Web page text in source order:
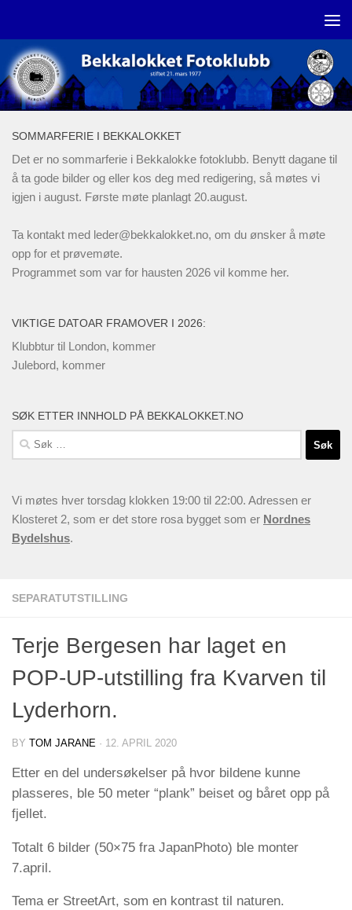
SEPARATUTSTILLING
Terje Bergesen har laget en
POP-UP-utstilling fra Kvarven til
Lyderhorn.
BY TOM JARANE · 12. APRIL 2020
Etter en del undersøkelser på hvor bildene kunne
plasseres, ble 50 meter “plank” beiset og båret opp på
fjellet.
Totalt 6 bilder (50×75 fra JapanPhoto) ble monter
7.april.
Tema er StreetArt, som en kontrast til naturen.
SOMMARFERIE I BEKKALOKKET
Det er no sommarferie i Bekkalokke fotoklubb. Benytt dagane til
å ta gode bilder og eller kos deg med redigering, så møtes vi
igjen i august. Første møte planlagt 20.august.
Ta kontakt med leder@bekkalokket.no, om du ønsker å møte
opp for et prøvemøte.
Programmet som var for hausten 2026 vil komme her.
VIKTIGE DATOAR FRAMOVER I 2026:
Klubbtur til London, kommer
Julebord, kommer
SØK ETTER INNHOLD PÅ BEKKALOKKET.NO
Søk
etter:
Vi møtes hver torsdag klokken 19:00 til 22:00. Adressen er
Klosteret 2, som er det store rosa bygget som er Nordnes
Bydelshus.